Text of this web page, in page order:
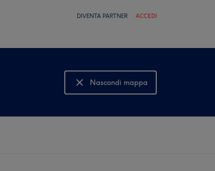
DIVENTA PARTNER ACCEDI
Nascondi mappa
Mostra mappa